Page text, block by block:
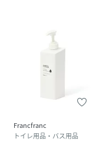
Francfranc
トイレ用品・バス用品